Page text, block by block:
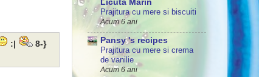
:|
8-}
Licuta Marin
Prajitura cu mere si biscuiti
Acum 6 ani
Pansy 's recipes
Prajitura cu mere si crema
de vanilie
Acum 6 ani